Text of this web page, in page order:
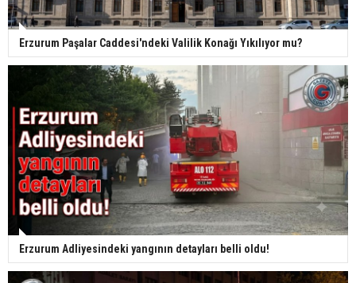
Erzurum Paşalar Caddesi'ndeki Valilik Konağı Yıkılıyor mu?
Erzurum Adliyesindeki yangının detayları belli oldu!